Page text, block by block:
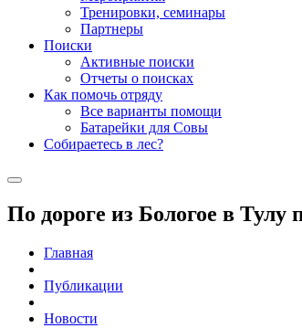
Тренировки, семинары
Партнеры
Поиски
Активные поиски
Отчеты о поисках
Как помочь отряду
Все варианты помощи
Батарейки для Совы
Собираетесь в лес?
По дороге из Бологое в
Главная
Публикации
Новости